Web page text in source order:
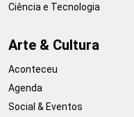
Ciência e Tecnologia
Arte & Cultura
Aconteceu
Agenda
Social & Eventos